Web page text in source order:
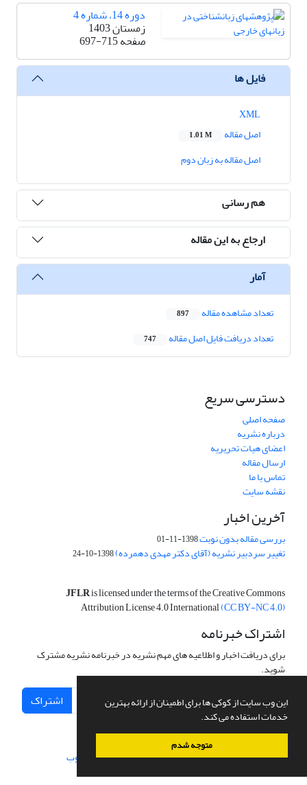
این وب سایت از کوکی ها برای اطمینان از ارائه بهترین
خدمات استفاده می کند.
متوجه شدم
دوره 14، شماره 4
زمستان 1403
صفحه697-715
فایل ها
اصل مقاله
1.01 M
اصل مقاله به زبان دوم
هم رسانی
ارجاع به این مقاله
آمار
تعداد مشاهده مقاله 897
تعداد دریافت فایل اصل مقاله 747
دسترسی سریع
صفحه اصلی
درباره نشریه
اعضای هیات تحریریه
ارسال مقاله
تماس با ما
نقشه سایت
آخرین اخبار
بررسی مقاله بدون نوبت1398-11-01
تغییر سردبیر نشریه (آقای دکتر مهدی دهمرده)1398-10-24
JFLRis licensed under the terms of the Creative Commons
Attribution License 4.0 International(CC BY-NC 4.0)
اشتراک خبرنامه
برای دریافت اخبار و اطلاعیه های مهم نشریه در خبرنامه نشریه مشترک
شوید.
اشتراک
سامانه مدیریت نشریات علمی.طراحی و پیاده سازی از سیناوب